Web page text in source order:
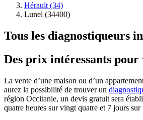
Hérault (34)
Lunel (34400)
Tous les diagnostiqueurs
Des prix intéressants
La vente d’une maison ou d’un
aurez la possibilité de trouver un
région Occitanie, un devis gratuit sera
quatre heures sur vingt quatre et 7 jours